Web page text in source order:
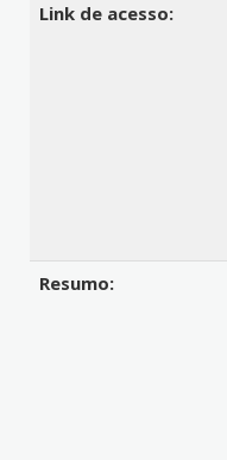
Link de acesso:
Resumo: